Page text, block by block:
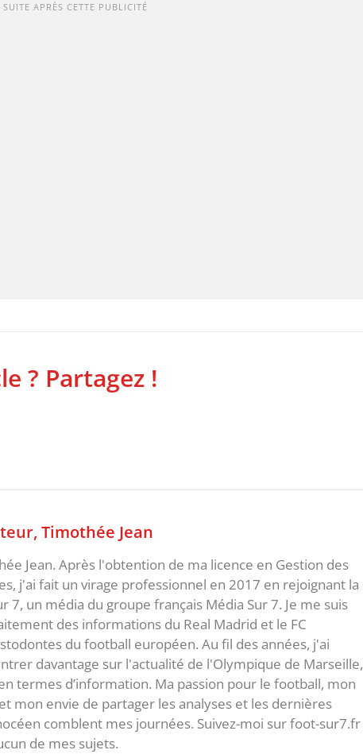
SUITE APRÈS CETTE PUBLICITÉ
? Partagez !
Timothée Jean
Jean. Après l'obtention de ma licence en Gestion des
j'ai fait un virage professionnel en 2017 en rejoignant la
7, un média du groupe français Média Sur 7. Je me suis
des informations du Real Madrid et le FC
du football européen. Au fil des années, j'ai
davantage sur l'actualité de l'Olympique de Marseille,
termes d’information. Ma passion pour le football, mon
mon envie de partager les analyses et les dernières
comblent mes journées. Suivez-moi sur foot-sur7.fr
de mes sujets.